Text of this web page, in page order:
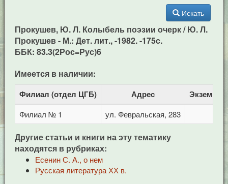
Искать
Прокушев, Ю. Л. Колыбель поэзии очерк / Ю. Л.
Прокушев - М.: Дет. лит., -1982. -175c.
ББК: 83.3(2Рос=Рус)6
Имеется в наличии:
Филиал (отдел ЦГБ) Адрес
Филиал № 1 ул. Февральская, 283
Другие статьи и книги на эту тематику
находятся в рубриках:
Есенин С. А., о нем
Русская литература ХХ в.